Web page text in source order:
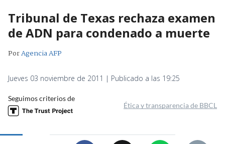
Tribunal de Texas rechaza examen
de ADN para condenado a muerte
PorAgencia AFP
Jueves 03 noviembre de 2011 | Publicado a las 19:25
Seguimos criterios de
Ética y transparencia de BBCL